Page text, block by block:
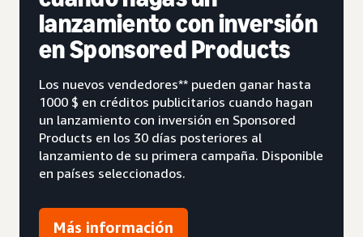
lanzamiento con inversión
en Sponsored Products
Los nuevos vendedores** pueden ganar hasta
1000 $ en créditos publicitarios cuando hagan
un lanzamiento con inversión en Sponsored
Products en los 30 días posteriores al
lanzamiento de su primera campaña. Disponible
en países seleccionados.
Más información